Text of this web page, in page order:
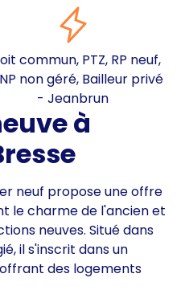
commun, PTZ, RP neuf,
non géré, Bailleur privé
- Jeanbrun
à
neuf propose une offre
le charme de l'ancien et
neuves. Situé dans
il s'inscrit dans un
des logements